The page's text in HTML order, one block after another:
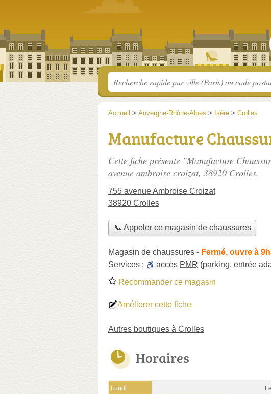
Accueil > Auvergne-Rhône-Alpes > Isère > Crolles
Manufacture
Cette fiche présente "Manufacture
avenue ambroise croizat, 38920 Crolles.
755 avenue Ambroise Croizat
38920 Crolles
📞 Appeler ce magasin de chaussures
Magasin de chaussures - Fermé, ouvre à
Services :
accès PMR (parking, entrée
Recommander ce magasin
Améliorer cette fiche
Autres boutiques à Crolles
Horaires
Lundi